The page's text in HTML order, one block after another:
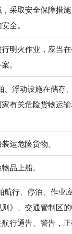
采取安全保障措
全。
明火作业，应当
。
、浮动设施在储存
有关危险货物运
运危险货物。
品上船。
航行、停泊、作业
》、交通管制区
行通告、警告，